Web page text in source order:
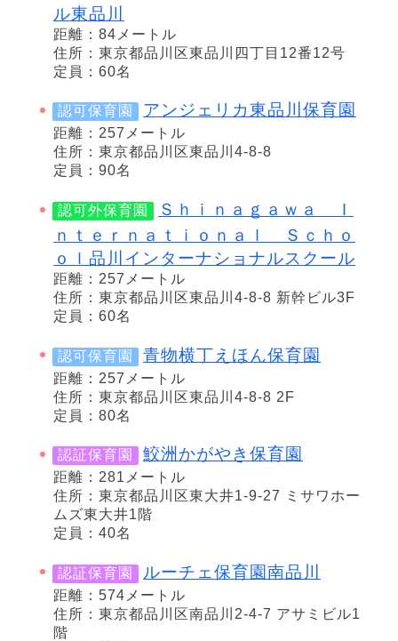
ル東品川
距離：84メートル
住所：東京都品川区東品川四丁目12番12号
定員：60名
認可保育園 アンジェリカ東品川保育園
距離：257メートル
住所：東京都品川区東品川4-8-8
定員：90名
認可外保育園
Ｓｈｉｎａｇａｗａ Ｉ
ｎｔｅｒｎａｔｉｏｎａｌ Ｓｃｈｏ
ｏｌ品川インターナショナルスクール
距離：257メートル
住所：東京都品川区東品川4-8-8 新幹ビル3F
定員：60名
認可保育園 青物横丁えほん保育園
距離：257メートル
住所：東京都品川区東品川4-8-8 2F
定員：80名
認証保育園 鮫洲かがやき保育園
距離：281メートル
住所：東京都品川区東大井1-9-27 ミサワホー
ムズ東大井1階
定員：40名
認証保育園 ルーチェ保育園南品川
距離：574メートル
住所：東京都品川区南品川2-4-7 アサミビル1
階